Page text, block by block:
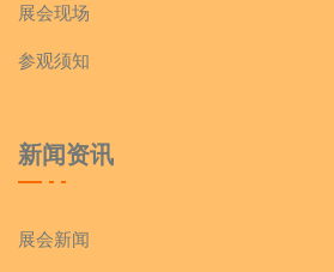
展会现场
参观须知
新闻资讯
展会新闻